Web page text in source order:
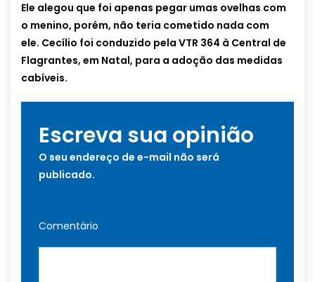
Ele alegou que foi apenas pegar umas ovelhas com
o menino, porém, não teria cometido nada com
ele. Cecílio foi conduzido pela VTR 364 à Central de
Flagrantes, em Natal, para a adoção das medidas
cabíveis.
Escreva sua opinião
O seu endereço de e-mail não será
publicado.
Comentário